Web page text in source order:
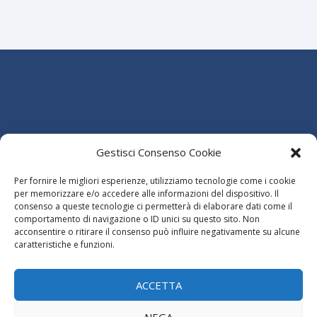
Gestisci Consenso Cookie
Per fornire le migliori esperienze, utilizziamo tecnologie come i cookie
per memorizzare e/o accedere alle informazioni del dispositivo. Il
consenso a queste tecnologie ci permetterà di elaborare dati come il
comportamento di navigazione o ID unici su questo sito. Non
acconsentire o ritirare il consenso può influire negativamente su alcune
caratteristiche e funzioni.
ACCETTA
della Provincia di Avellino
Via Francesco Fariello, 83100 Avellino AV
Tel 0825.33444 - fax 0825.34268
C.F.: 92068310645
Privacy-Cookie
Dichiarazione di accessibilità